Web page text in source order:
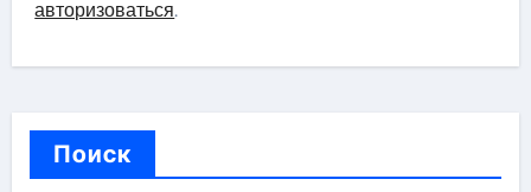
авторизоваться.
Поиск